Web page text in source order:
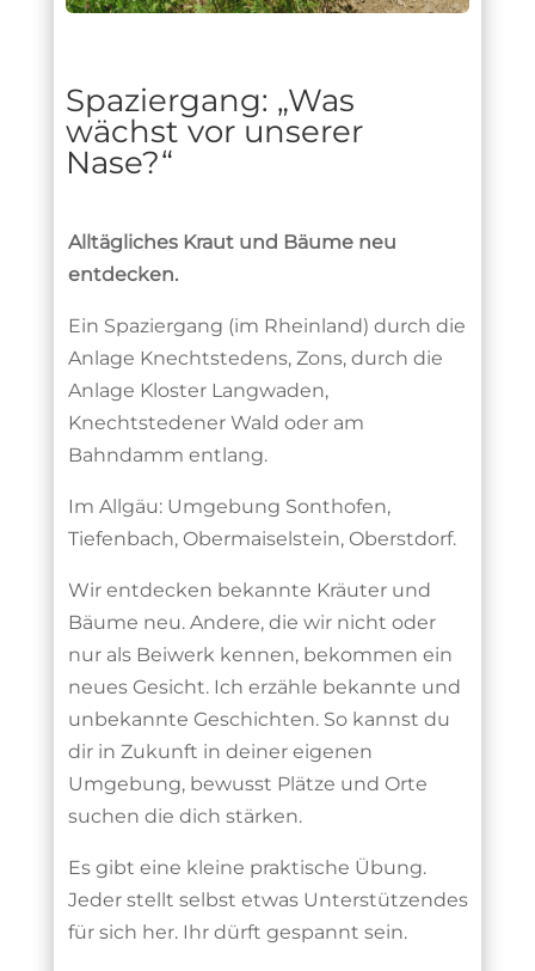
Spaziergang: „Was
wächst vor unserer
Nase?“
Alltägliches Kraut und Bäume neu
entdecken.
Ein Spaziergang (im Rheinland) durch die
Anlage Knechtstedens, Zons, durch die
Anlage Kloster Langwaden,
Knechtstedener Wald oder am
Bahndamm entlang.
Im Allgäu: Umgebung Sonthofen,
Tiefenbach, Obermaiselstein, Oberstdorf.
Wir entdecken bekannte Kräuter und
Bäume neu. Andere, die wir nicht oder
nur als Beiwerk kennen, bekommen ein
neues Gesicht. Ich erzähle bekannte und
unbekannte Geschichten. So kannst du
dir in Zukunft in deiner eigenen
Umgebung, bewusst Plätze und Orte
suchen die dich stärken.
Es gibt eine kleine praktische Übung.
Jeder stellt selbst etwas Unterstützendes
für sich her. Ihr dürft gespannt sein.